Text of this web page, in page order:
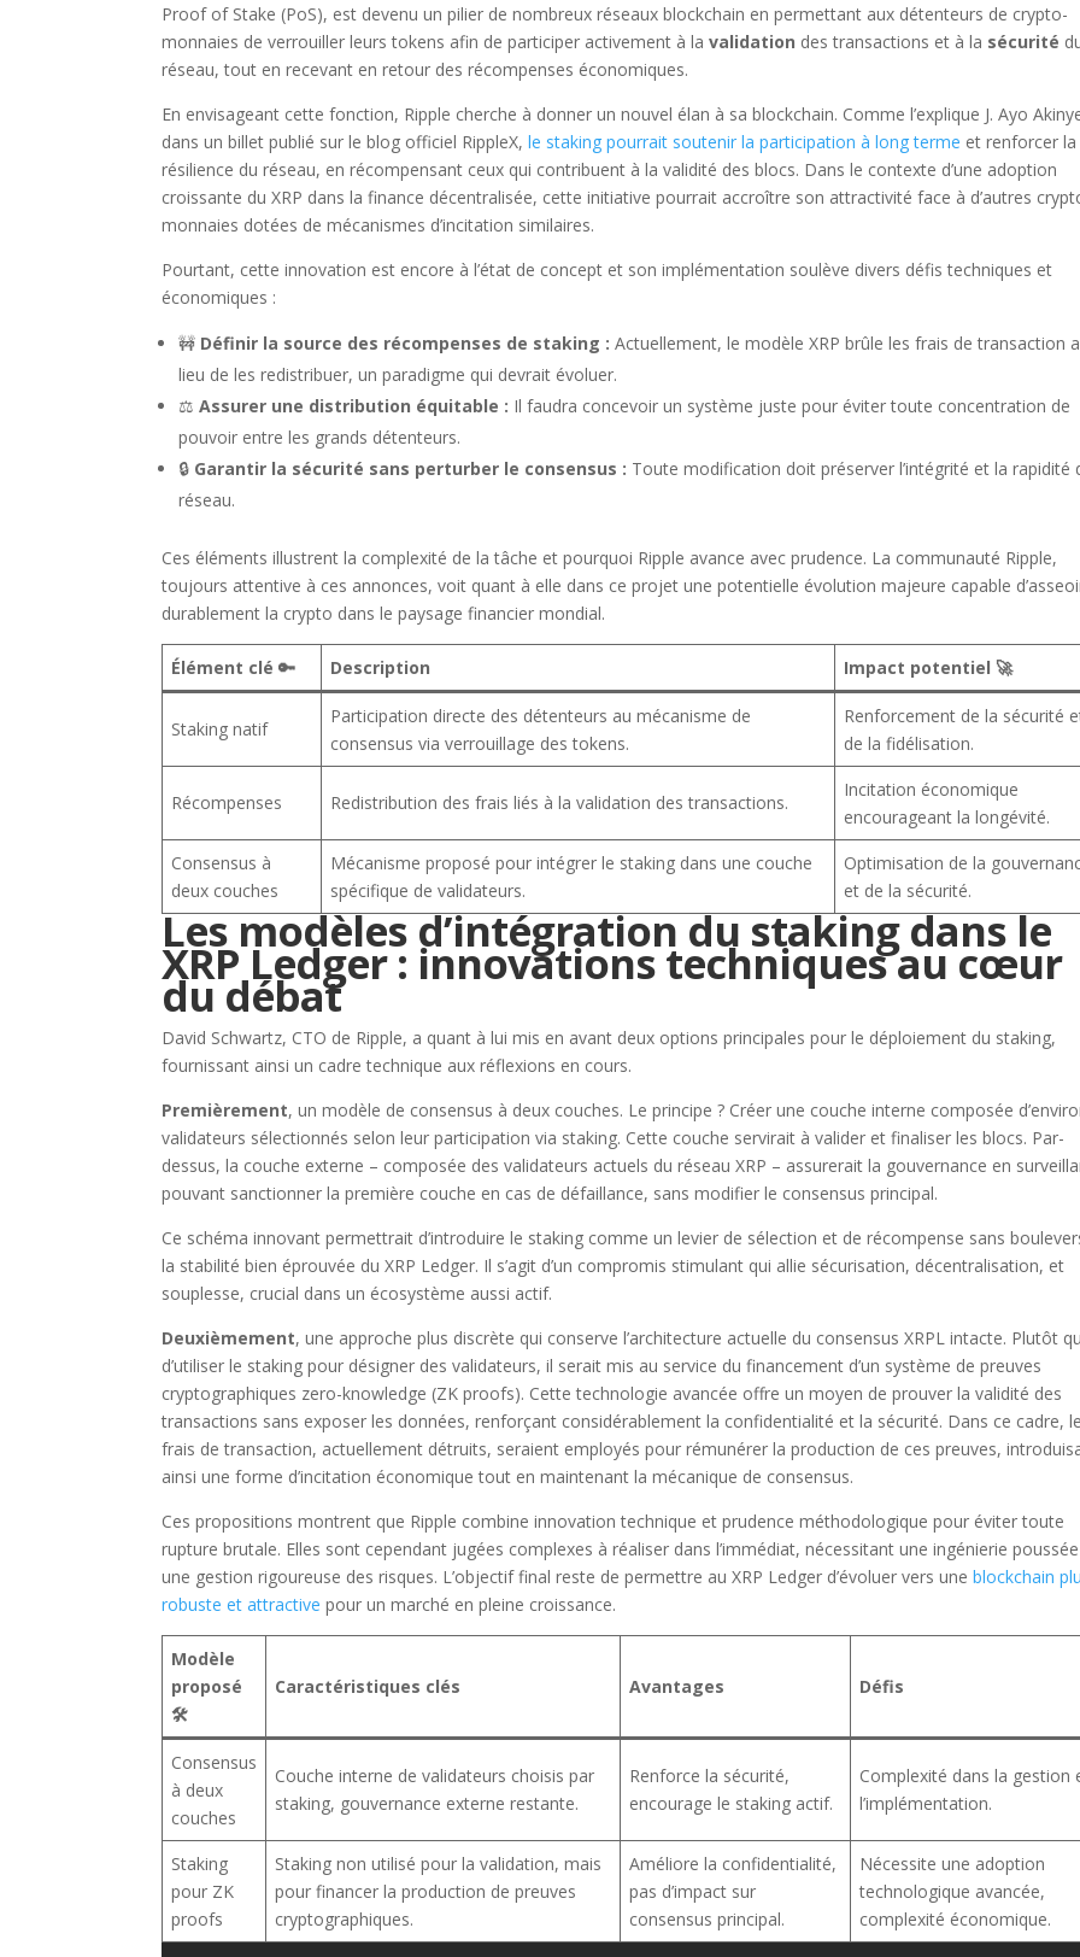
Proof of Stake (PoS), est devenu un pilier de nombreux réseaux blockchain en permettant aux détenteurs de crypto-
monnaies de verrouiller leurs tokens afin de participer activement à lavalidation des transactions et à la sécurité
réseau, tout en recevant en retour des récompenses économiques.
En envisageant cette fonction, Ripple cherche à donner un nouvel élan à sa blockchain. Comme l’explique J. Ayo
dans un billet publié sur le blog officiel RippleX,le staking pourrait soutenir la participation à long terme et renforcer la
résilience du réseau, en récompensant ceux qui contribuent à la validité des blocs. Dans le contexte d’une adoption
croissante du XRP dans la finance décentralisée, cette initiative pourrait accroître son attractivité face à d’autres
monnaies dotées de mécanismes d’incitation similaires.
Pourtant, cette innovation est encore à l’état de concept et son implémentation soulève divers défis techniques et
économiques :
🚧 Définir la source des récompenses de staking : Actuellement, le modèle XRP brûle les frais de transaction
lieu de les redistribuer, un paradigme qui devrait évoluer.
⚖️Assurer une distribution équitable : Il faudra concevoir un système juste pour éviter toute concentration de
pouvoir entre les grands détenteurs.
🔒 Garantir la sécurité sans perturber le consensus : Toute modification doit préserver l’intégrité et la rapidité
réseau.
Ces éléments illustrent la complexité de la tâche et pourquoi Ripple avance avec prudence. La communauté Ripple,
toujours attentive à ces annonces, voit quant à elle dans ce projet une potentielle évolution majeure capable
durablement la crypto dans le paysage financier mondial.
Élément clé 🔑 Description Impact potentiel 🚀
Staking natif
Participation directe des détenteurs au mécanisme de
consensus via verrouillage des tokens.
Renforcement de la sécurité
de la fidélisation.
Récompenses Redistribution des frais liés à la validation des transactions.
Incitation économique
encourageant la longévité.
Consensus à
deux couches
Mécanisme proposé pour intégrer le staking dans une couche
spécifique de validateurs.
Optimisation de la
et de la sécurité.
Les modèles d’intégration du staking dans le
XRP Ledger : innovations techniques au cœur
du débat
David Schwartz, CTO de Ripple, a quant à lui mis en avant deux options principales pour le déploiement du staking,
fournissant ainsi un cadre technique aux réflexions en cours.
Premièrement, un modèle de consensus à deux couches. Le principe ? Créer une couche interne composée
validateurs sélectionnés selon leur participation via staking. Cette couche servirait à valider et finaliser les blocs. Par-
dessus, la couche externe – composée des validateurs actuels du réseau XRP – assurerait la gouvernance en
pouvant sanctionner la première couche en cas de défaillance, sans modifier le consensus principal.
Ce schéma innovant permettrait d’introduire le staking comme un levier de sélection et de récompense sans
la stabilité bien éprouvée du XRP Ledger. Il s’agit d’un compromis stimulant qui allie sécurisation, décentralisation, et
souplesse, crucial dans un écosystème aussi actif.
Deuxièmement, une approche plus discrète qui conserve l’architecture actuelle du consensus XRPL intacte. Plutôt
d’utiliser le staking pour désigner des validateurs, il serait mis au service du financement d’un système de preuves
cryptographiques zero-knowledge (ZK proofs). Cette technologie avancée offre un moyen de prouver la validité des
transactions sans exposer les données, renforçant considérablement la confidentialité et la sécurité. Dans ce cadre,
frais de transaction, actuellement détruits, seraient employés pour rémunérer la production de ces preuves,
ainsi une forme d’incitation économique tout en maintenant la mécanique de consensus.
Ces propositions montrent que Ripple combine innovation technique et prudence méthodologique pour éviter toute
rupture brutale. Elles sont cependant jugées complexes à réaliser dans l’immédiat, nécessitant une ingénierie
une gestion rigoureuse des risques. L’objectif final reste de permettre au XRP Ledger d’évoluer vers uneblockchain
robuste et attractive pour un marché en pleine croissance.
Modèle
proposé
🛠️
Caractéristiques clés Avantages Défis
Consensus
à deux
couches
Couche interne de validateurs choisis par
staking, gouvernance externe restante.
Renforce la sécurité,
encourage le staking actif.
Complexité dans la gestion
l’implémentation.
Staking
pour ZK
proofs
Staking non utilisé pour la validation, mais
pour financer la production de preuves
cryptographiques.
Améliore la confidentialité,
pas d’impact sur
consensus principal.
Nécessite une adoption
technologique avancée,
complexité économique.